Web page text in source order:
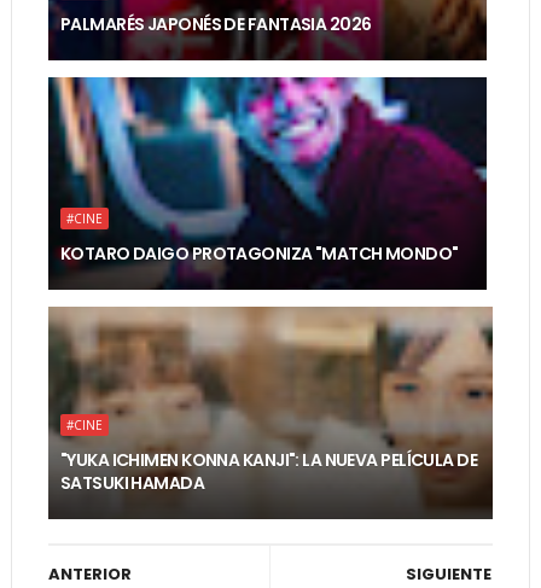
PALMARÉS JAPONÉS DE FANTASIA 2026
#CINE
KOTARO DAIGO PROTAGONIZA "MATCH MONDO"
#CINE
"YUKA ICHIMEN KONNA KANJI": LA NUEVA PELÍCULA DE
SATSUKI HAMADA
SIGUIENTE
ANTERIOR